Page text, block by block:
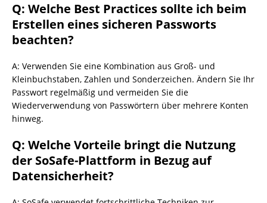
Q: Welche Best Practices sollte ich beim
Erstellen eines sicheren Passworts
beachten?
A: Verwenden Sie eine Kombination aus Groß- und
Kleinbuchstaben, Zahlen und Sonderzeichen. Ändern Sie Ihr
Passwort regelmäßig und vermeiden Sie die
Wiederverwendung von Passwörtern über mehrere Konten
hinweg.
Q: Welche Vorteile bringt die Nutzung
der SoSafe-Plattform in Bezug auf
Datensicherheit?